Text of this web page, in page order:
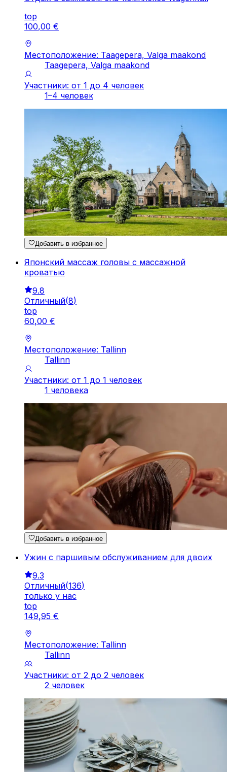
top
100,00 €
Местоположение: Taagepera, Valga maakond
Taagepera, Valga maakond
Участники: от 1 до 4 человек
1–4 человек
Добавить в избранное
Японский массаж головы с массажной
кроватью
9.8
Отличный(8)
top
60,00 €
Местоположение: Tallinn
Tallinn
Участники: от 1 до 1 человек
1 человека
Добавить в избранное
Ужин с паршивым обслуживанием для двоих
9.3
Отличный(136)
только у нас
top
149,95 €
Местоположение: Tallinn
Tallinn
Участники: от 2 до 2 человек
2 человек